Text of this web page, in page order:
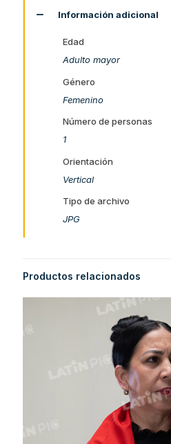
Información adicional
Edad
Adulto mayor
Género
Femenino
Número de personas
1
Orientación
Vertical
Tipo de archivo
JPG
Productos relacionados